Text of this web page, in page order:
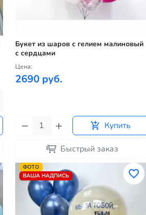
Букет из шаров с гелием малиновый
с сердцами
Цена:
2690 руб.
Купить
Быстрый заказ
ФОТО
ВАША НАДПИСЬ